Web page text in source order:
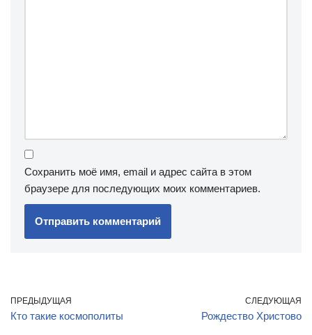
Сохранить моё имя, email и адрес сайта в этом
браузере для последующих моих комментариев.
ПРЕДЫДУЩАЯ
Кто такие космополиты
СЛЕДУЮЩАЯ
Рождество Христово